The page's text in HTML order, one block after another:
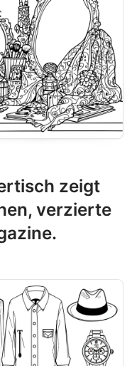
zeigt
verzierte